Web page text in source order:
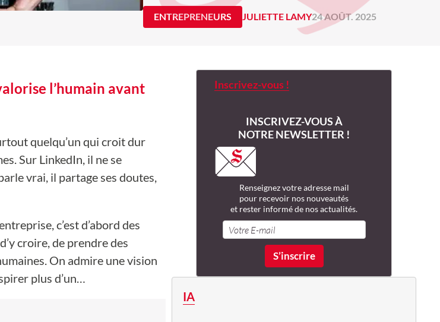
ENTREPRENEURS JULIETTE LAMY24 AOÛT. 2025
l’humain avant
quelqu’un qui croit dur
Sur LinkedIn, il ne se
vrai, il partage ses doutes,
c’est d’abord des
croire, de prendre des
On admire une vision
plus d’un…
Inscrivez-vous !
INSCRIVEZ-VOUS À
NOTRE NEWSLETTER !
Renseignez votre adresse mail
pour recevoir nos nouveautés
et rester informé de nos actualités.
IA